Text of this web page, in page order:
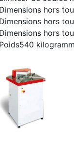
hors
hors
hors
540